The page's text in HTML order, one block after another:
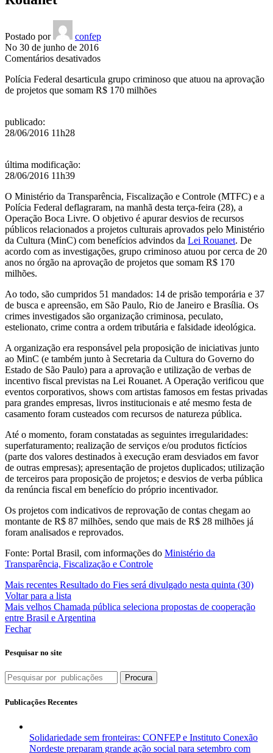
Postado por
confep
No 30 de junho de 2016
Comentários desativadosem
combate
fraudes
Polícia Federal desarticula grupo criminoso que atuou na aprovação
de projetos que somam R$ 170 milhões
publicado:
28/06/2016 11h28
última modificação:
28/06/2016 11h39
O Ministério da Transparência, Fiscalização e Controle (MTFC) e a
Polícia Federal deflagraram, na manhã desta terça-feira (28), a
Operação Boca Livre. O objetivo é apurar desvios de recursos
públicos relacionados a projetos culturais aprovados pelo Ministério
da Cultura (MinC) com benefícios advindos da Lei Rouanet. De
acordo com as investigações, grupo criminoso atuou por cerca de 20
anos no órgão na aprovação de projetos que somam R$ 170
milhões.
Ao todo, são cumpridos 51 mandados: 14 de prisão temporária e 37
de busca e apreensão, em São Paulo, Rio de Janeiro e Brasília. Os
crimes investigados são organização criminosa, peculato,
estelionato, crime contra a ordem tributária e falsidade ideológica.
A organização era responsável pela proposição de iniciativas junto
ao MinC (e também junto à Secretaria da Cultura do Governo do
Estado de São Paulo) para a aprovação e utilização de verbas de
incentivo fiscal previstas na Lei Rouanet. A Operação verificou que
eventos corporativos, shows com artistas famosos em festas privadas
para grandes empresas, livros institucionais e até mesmo festa de
casamento foram custeados com recursos de natureza pública.
Até o momento, foram constatadas as seguintes irregularidades:
superfaturamento; realização de serviços e/ou produtos fictícios
(parte dos valores destinados à execução eram desviados em favor
de outras empresas); apresentação de projetos duplicados; utilização
de terceiros para proposição de projetos; e desvios de verba pública
da renúncia fiscal em benefício do próprio incentivador.
Os projetos com indicativos de reprovação de contas chegam ao
montante de R$ 87 milhões, sendo que mais de R$ 28 milhões já
foram analisados e reprovados.
Fonte: Portal Brasil, com informações do Ministério da
Transparência, Fiscalização e Controle
Mais recentes Resultado do Fies será divulgado nesta quinta (30)
Voltar para a lista
Mais velhos Chamada pública seleciona propostas de cooperação
entre Brasil e Argentina
Fechar
Pesquisar no site
Procura
Publicações Recentes
Solidariedade sem fronteiras: CONFEP e Instituto Conexão
Nordeste preparam grande ação social para setembro com